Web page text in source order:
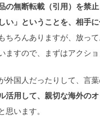
の無断転載（引用）を禁
い」ということを、相手
ちろんありますが、放っ
ますので、まずはアクシ
外国人だったりして、言
活用して、親切な海外の
思います。